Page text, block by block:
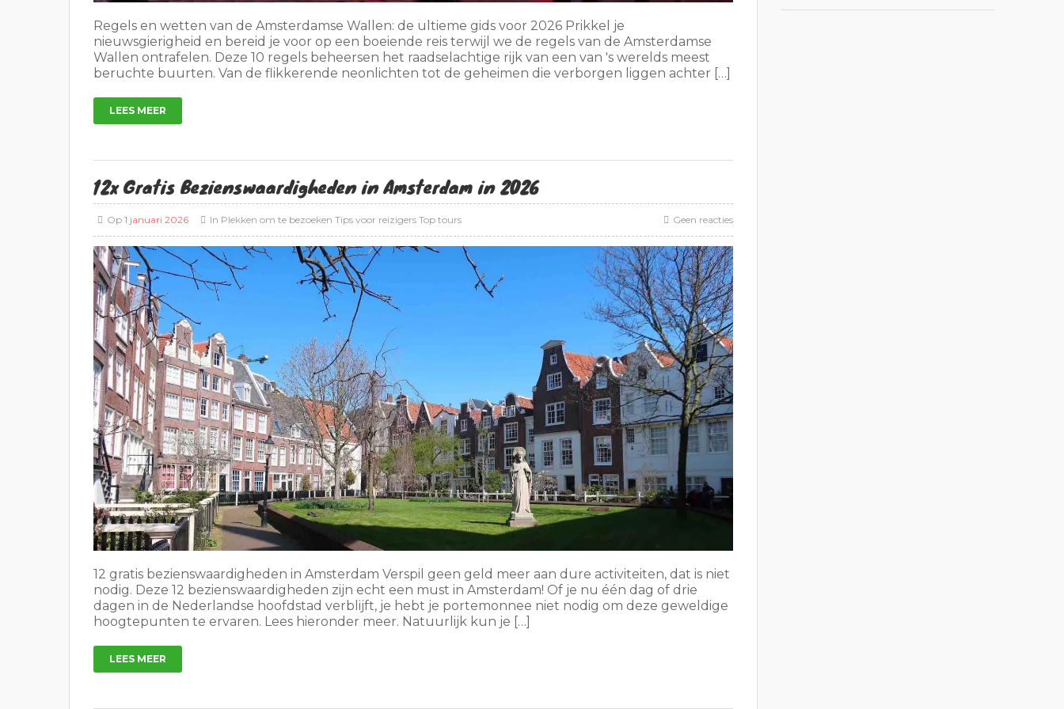
Regels en wetten van de Amsterdamse Wallen: de ultieme gids voor 2026 Prikkel je
nieuwsgierigheid en bereid je voor op een boeiende reis terwijl we de regels van de Amsterdamse
Wallen ontrafelen. Deze 10 regels beheersen het raadselachtige rijk van een van 's werelds meest
beruchte buurten. Van de flikkerende neonlichten tot de geheimen die verborgen liggen achter […]
LEES MEER
12x Gratis Bezienswaardigheden in Amsterdam in 2026
Op 1 januari 2026 In Plekken om te bezoeken Tips voor reizigers Top tours Geen reacties
12 gratis bezienswaardigheden in Amsterdam Verspil geen geld meer aan dure activiteiten, dat is niet
nodig. Deze 12 bezienswaardigheden zijn echt een must in Amsterdam! Of je nu één dag of drie
dagen in de Nederlandse hoofdstad verblijft, je hebt je portemonnee niet nodig om deze geweldige
hoogtepunten te ervaren. Lees hieronder meer. Natuurlijk kun je […]
LEES MEER